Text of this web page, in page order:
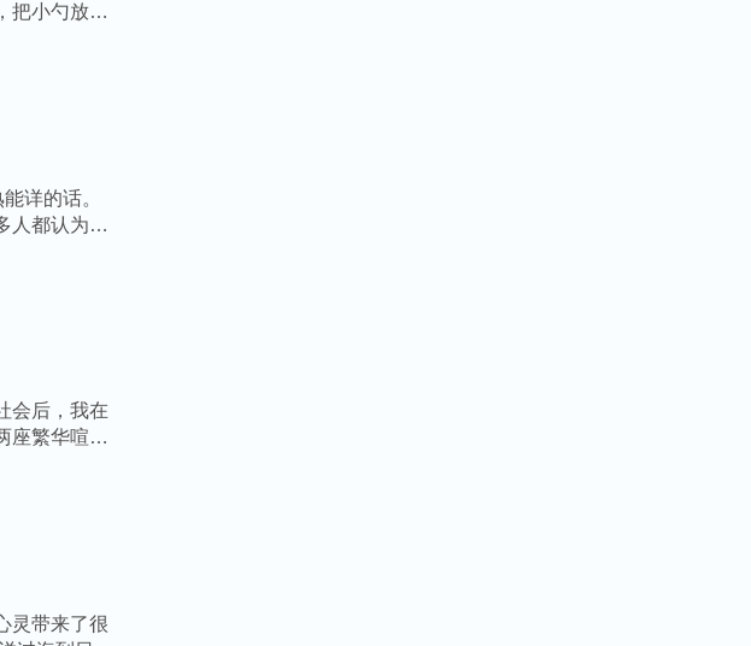
士，是团
己架在一
力练习，
得自己颜
个普通的
改进就能
出错的
别学着做
态度，就
资本来炫
，得到提
民族舞的
恰巧是相
把小勺放在
详的话。
人都认为不
会后，我在
座繁华喧闹
灵带来了很